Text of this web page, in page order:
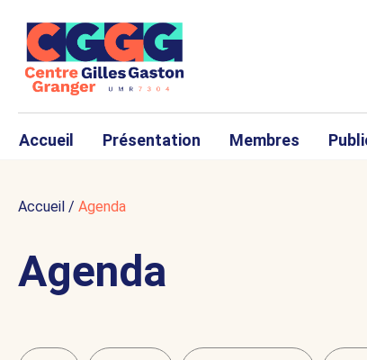
Accueil Présentation Membres
Accueil / Agenda
Agenda